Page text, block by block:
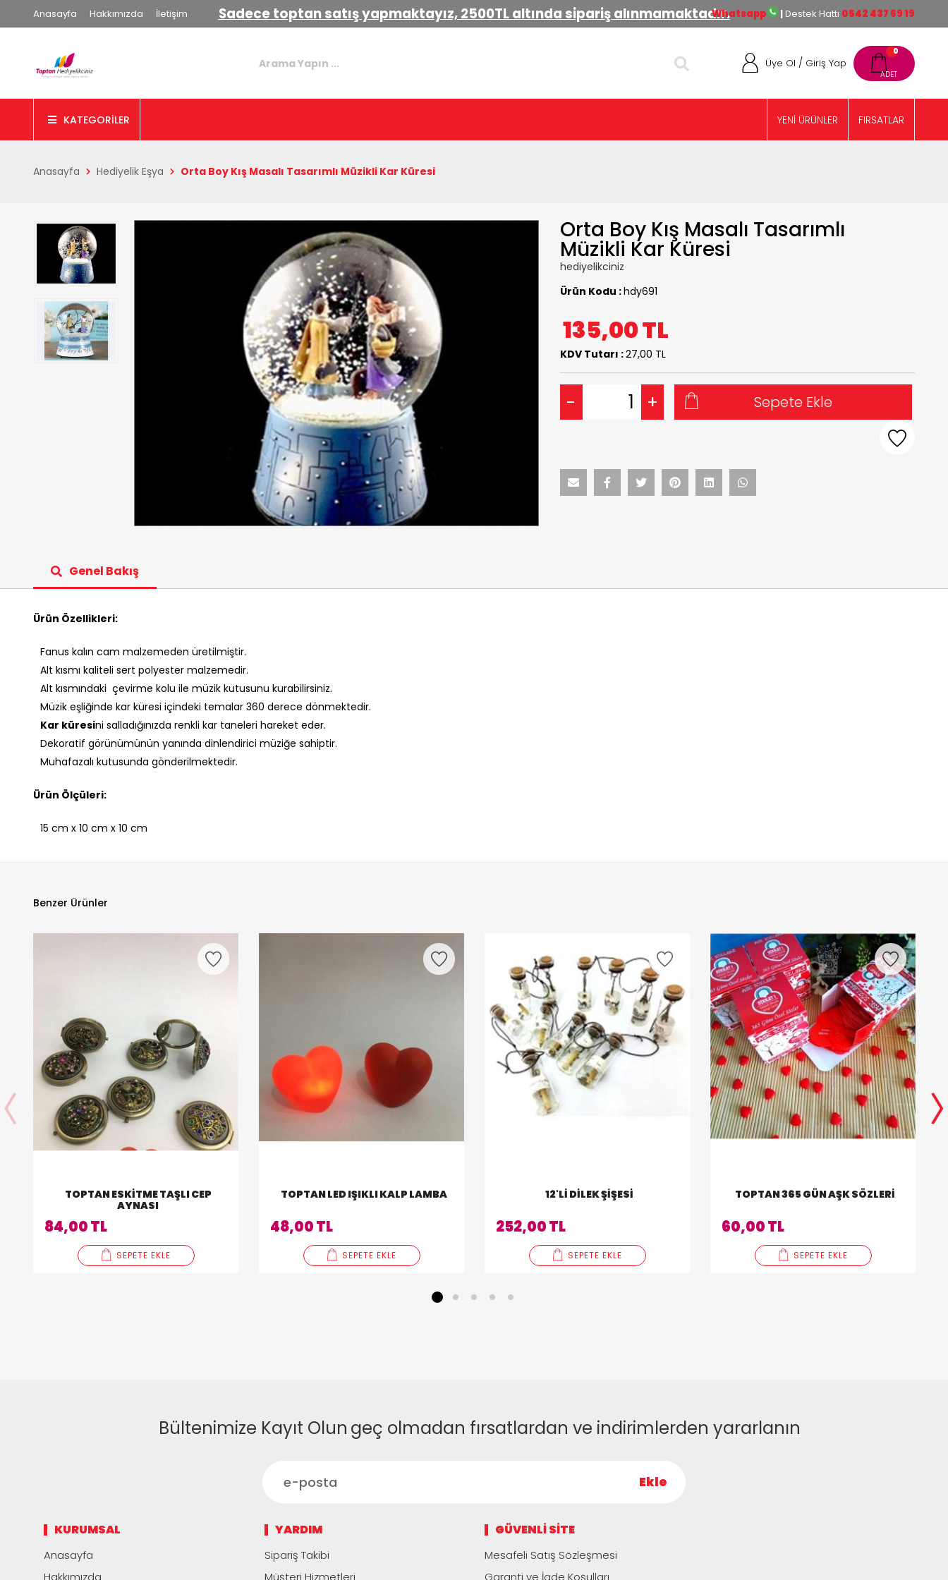
Anasayfa Hakkımızda İletişim Sadece toptan satış yapmaktayız, 2500TL altında sipariş alınmamaktadır.Whatsapp |Destek Hattı 0542 437 69 19
0
Üye Ol / Giriş Yap
KATEGORİLER FIRSATLAR
YENİ ÜRÜNLER
Anasayfa Hediyelik Eşya Orta Boy Kış Masalı Tasarımlı Müzikli Kar Küresi
Orta Boy Kış Masalı Tasarımlı
Müzikli Kar Küresi
hediyelikciniz
Ürün Kodu :hdy691
135,00TL
KDV Tutarı :27,00 TL
- + Sepete Ekle
Genel Bakış
Ürün Özellikleri:
Fanus kalın cam malzemeden üretilmiştir.
Alt kısmı kaliteli sert polyester malzemedir.
Alt kısmındaki çevirme kolu ile müzik kutusunu kurabilirsiniz.
Müzik eşliğinde kar küresi içindeki temalar 360 derece dönmektedir.
Kar küresini salladığınızda renkli kar taneleri hareket eder.
Dekoratif görünümünün yanında dinlendirici müziğe sahiptir.
Muhafazalı kutusunda gönderilmektedir.
Ürün Ölçüleri:
15 cm x 10 cm x 10 cm
Benzer Ürünler
TOPTAN ESKITME TAŞLI CEP
AYNASI
84,00 TL
SEPETE EKLE
TOPTAN LED IŞIKLI KALP LAMBA
48,00 TL
SEPETE EKLE
12'LI DILEK ŞIŞESI
252,00 TL
SEPETE EKLE
TOPTAN 365 GÜN AŞK SÖZLERI
60,00 TL
SEPETE EKLE
2 3 4 5
Bültenimize Kayıt Olun geç olmadan fırsatlardan ve indirimlerden yararlanın
Ekle
KURUMSAL
Anasayfa
Hakkımızda
YARDIM
Sipariş Takibi
Müşteri Hizmetleri
GÜVENLI SITE
Mesafeli Satış Sözleşmesi
Garanti ve İade Koşulları